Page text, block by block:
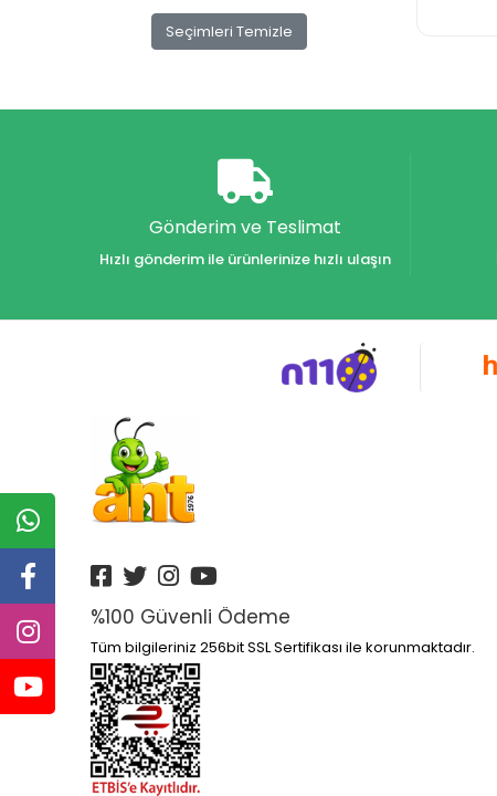
Alfa Yayınları
Aliş
Alpino Çocuk Yayınları
Altın Kitaplar Yayınları
Anatolia Kitap Yayınları
Anatolian
Ankara Yayınları
Anonim Yayınları
Ant
Aperatifyayınları
Aprıl Yayınları
Apron Yayınları
Arı Yayıncılık
Seçimleri Temizle
Gönderim ve Teslimat
Hızlı gönderim ile ürünlerinize hızlı ulaşın
%100 Güvenli Ödeme
Tüm bilgileriniz 256bit SSL Sertifikası ile korunmaktadır.